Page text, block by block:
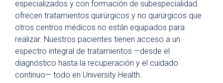
especializados y con formación de subespecialidad
ofrecen tratamientos quirúrgicos y no quirúrgicos que
otros centros médicos no están equipados para
realizar. Nuestros pacientes tienen acceso a un
espectro integral de tratamientos —desde el
diagnóstico hasta la recuperación y el cuidado
continuo— todo en University Health.